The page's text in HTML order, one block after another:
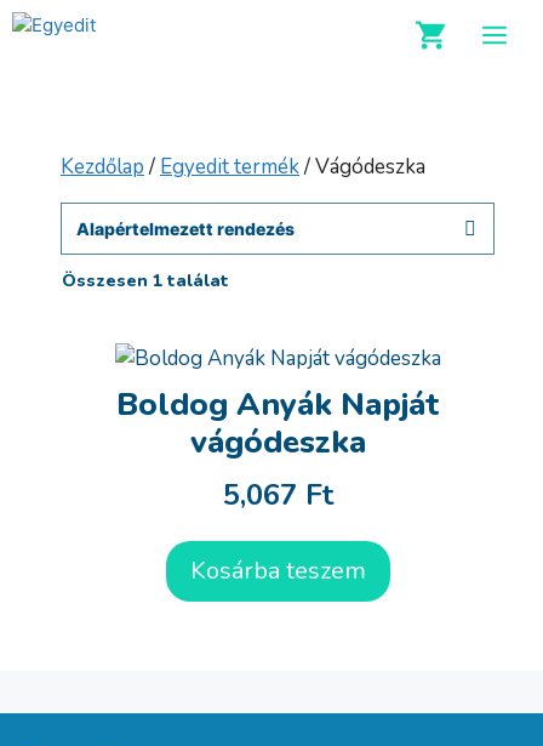
Kilépés
Kezdőlap/ Egyedit termék/ Vágódeszka
Összesen 1 találat
Boldog Anyák Napját
vágódeszka
5,067 Ft
Kosárba teszem